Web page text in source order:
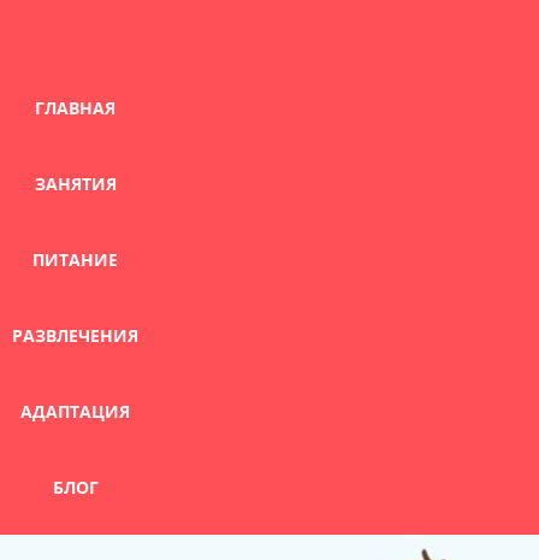
ГЛАВНАЯ
ЗАНЯТИЯ
ПИТАНИЕ
РАЗВЛЕЧЕНИЯ
АДАПТАЦИЯ
БЛОГ